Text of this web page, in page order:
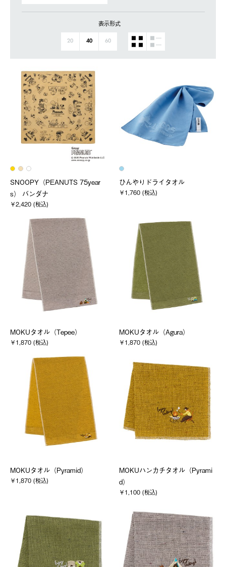
表示形式
20 40 60
SNOOPY（PEANUTS 75year
s） バンダナ
￥2,420 (税込)
ひんやりドライタオル
￥1,760 (税込)
MOKUタオル（Tepee）
￥1,870 (税込)
MOKUタオル（Agura）
￥1,870 (税込)
MOKUタオル（Pyramid）
￥1,870 (税込)
MOKUハンカチタオル（Pyrami
d）
￥1,100 (税込)